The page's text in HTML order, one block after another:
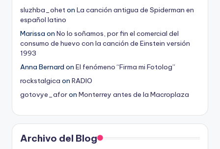
sluzhba_oheton La canción antigua de Spiderman en
español latino
Marissa on No lo soñamos, por fin el comercial del
consumo de huevo con la canción de Einstein versión
1993
Anna Bernard on El fenómeno “Firma mi Fotolog”
rockstalgica on RADIO
gotovye_aforon Monterrey antes de la Macroplaza
Archivo del Blog